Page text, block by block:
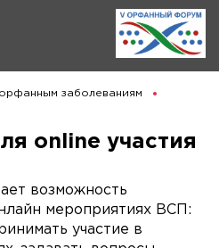
заболеваниям
online участия
возможность
мероприятиях ВСП:
участие в